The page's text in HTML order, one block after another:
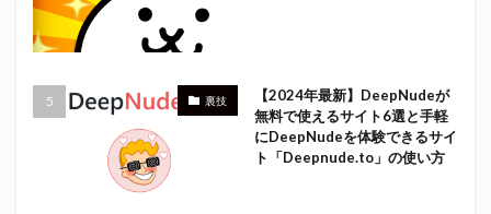
裏技
【2024年最新】DeepNudeが
無料で使えるサイト6選と手軽
にDeepNudeを体験できるサイ
ト「Deepnude.to」の使い方